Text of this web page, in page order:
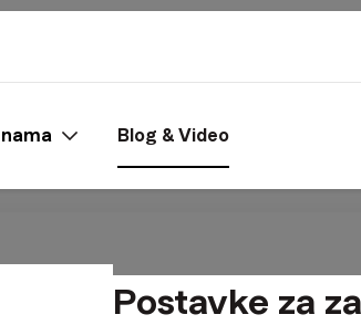
nama Blog & Video
Postavke za